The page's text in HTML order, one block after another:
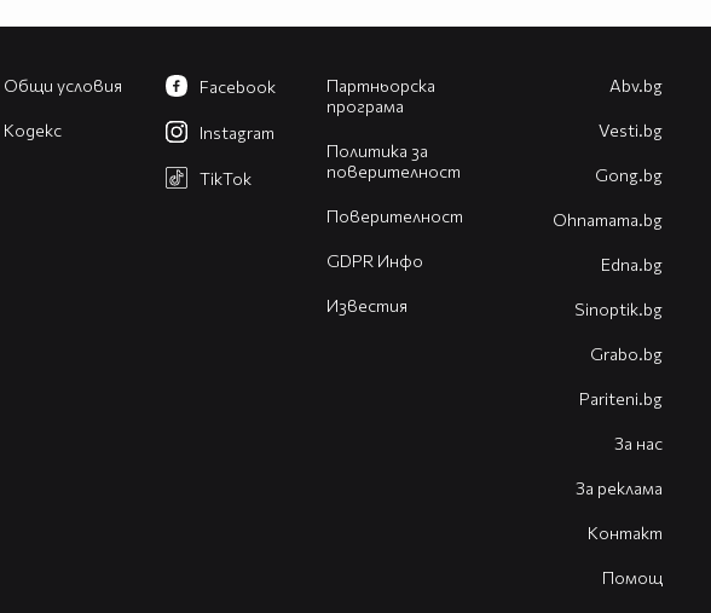
Общи условия
Кодекс
Партньорска
програма
Политика за
поверителност
Поверителност
GDPR Инфо
Известия
Facebook
Instagram
TikTok
Abv.bg
Vesti.bg
Gong.bg
Оhnamama.bg
Edna.bg
Sinoptik.bg
Grabo.bg
Pariteni.bg
За нас
За реклама
Контакт
Помощ